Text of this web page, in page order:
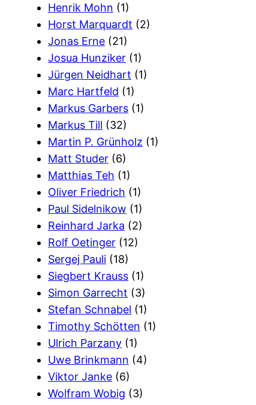
Henrik Mohn (1)
Horst Marquardt (2)
Jonas Erne (21)
Josua Hunziker (1)
Jürgen Neidhart (1)
Marc Hartfeld (1)
Markus Garbers (1)
Markus Till (32)
Martin P. Grünholz (1)
Matt Studer (6)
Matthias Teh (1)
Oliver Friedrich (1)
Paul Sidelnikow (1)
Reinhard Jarka (2)
Rolf Oetinger (12)
Sergej Pauli (18)
Siegbert Krauss (1)
Simon Garrecht (3)
Stefan Schnabel (1)
Timothy Schötten (1)
Ulrich Parzany (1)
Uwe Brinkmann (4)
Viktor Janke (6)
Wolfram Wobig (3)